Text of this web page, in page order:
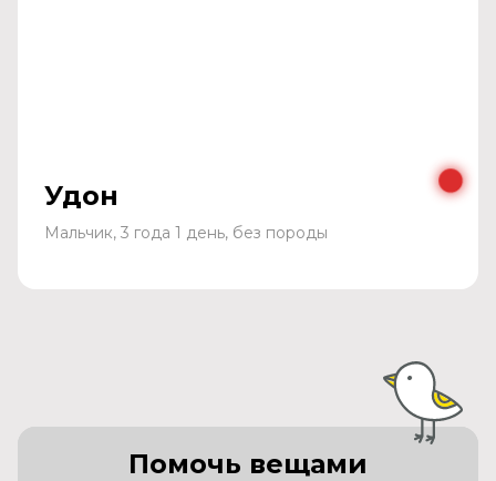
Удон
Мальчик, 3 года 1 день, без породы
Помочь вещами